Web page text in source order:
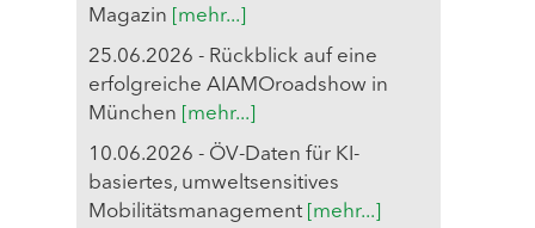
Magazin
[mehr...]
25.06.2026 - Rückblick auf eine
erfolgreiche AIAMOroadshow in
München
[mehr...]
10.06.2026 - ÖV-Daten für KI-
basiertes, umweltsensitives
Mobilitätsmanagement [mehr...]